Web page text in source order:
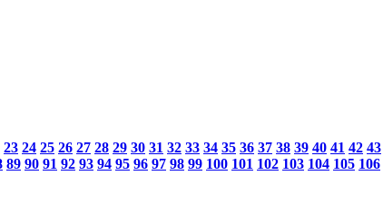
23 24 25 26 27 28 29 30 31 32 33 34 35 36 37 38 39 40 41 42 43
89 90 91 92 93 94 95 96 97 98 99 100 101 102 103 104 105 106